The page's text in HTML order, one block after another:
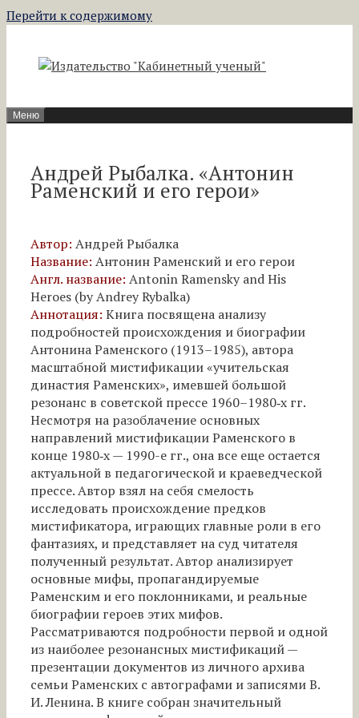
Перейти к содержимому
Меню
Андрей Рыбалка. «Антонин
Раменский и его герои»
Автор: Андрей Рыбалка
Название: Антонин Раменский и его герои
Англ. название: Antonin Ramensky and His
Heroes (by Andrey Rybalka)
Аннотация: Книга посвящена анализу
подробностей происхождения и биографии
Антонина Раменского (1913–1985), автора
масштабной мистификации «учительская
династия Раменских», имевшей большой
резонанс в советской прессе 1960–1980‑х гг.
Несмотря на разоблачение основных
направлений мистификации Раменского в
конце 1980‑х — 1990-е гг., она все еще остается
актуальной в педагогической и краеведческой
прессе. Автор взял на себя смелость
исследовать происхождение предков
мистификатора, играющих главные роли в его
фантазиях, и представляет на суд читателя
полученный результат. Автор анализирует
основные мифы, пропагандируемые
Раменским и его поклонниками, и реальные
биографии героев этих мифов.
Рассматриваются подробности первой и одной
из наиболее резонансных мистификаций —
презентации документов из личного архива
семьи Раменских с автографами и записями В.
И. Ленина. В книге собран значительный